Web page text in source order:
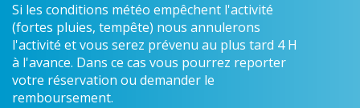
Si les conditions météo empêchent l'activité
(fortes pluies, tempête) nous annulerons
l'activité et vous serez prévenu au plus tard 4 H
à l'avance. Dans ce cas vous pourrez reporter
votre réservation ou demander le
remboursement.